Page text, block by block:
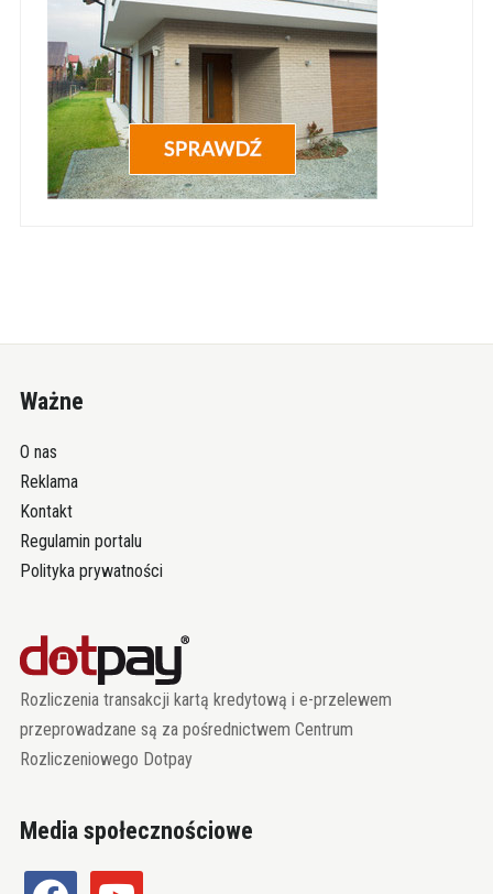
Ważne
O nas
Reklama
Kontakt
Regulamin portalu
Polityka prywatności
Rozliczenia transakcji kartą kredytową i e-przelewem
przeprowadzane są za pośrednictwem Centrum
Rozliczeniowego Dotpay
Media społecznościowe
facebook youtube